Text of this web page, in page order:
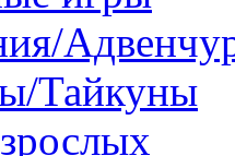
Тайкуны